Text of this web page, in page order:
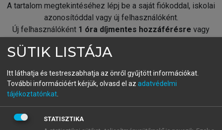
A tartalom megtekintéséhez lépj be a saját fiókoddal, iskolai
azonosítóddal vagy új felhasználóként.
Új felhasználóként 1 óra díjmentes hozzáférésre vagy
fiókoddal,vagy hozz létre új fiókot.
A regisztráció után apróbaidőszakautomatikusan
BELÉPÉS SAJÁT FIÓKKAL
SÜTIK LISTÁJA
Itt láthatja és testreszabhatja az önről gyűjtött információkat.
További információért kérjük, olvasd el az adatvédelmi
tájékoztatónkat
STATISZTIKA